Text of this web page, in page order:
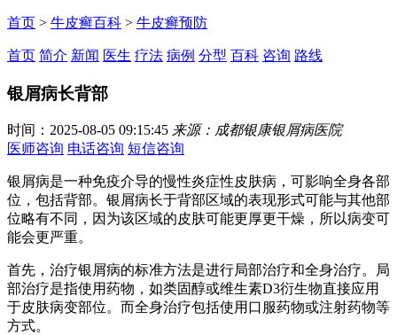
首页 > 牛皮癣百科 > 牛皮癣预防
首页 简介 新闻 医生 疗法 病例 分型 百科 咨询 路线
银屑病长背部
时间：2025-08-05 09:15:45 来源：成都银康银屑病医院
医师咨询 电话咨询 短信咨询
银屑病是一种免疫介导的慢性炎症性皮肤病，可影响全身各部
位，包括背部。银屑病长于背部区域的表现形式可能与其他部
位略有不同，因为该区域的皮肤可能更厚更干燥，所以病变可
能会更严重。
首先，治疗银屑病的标准方法是进行局部治疗和全身治疗。局
部治疗是指使用药物，如类固醇或维生素D3衍生物直接应用
于皮肤病变部位。而全身治疗包括使用口服药物或注射药物等
方式。